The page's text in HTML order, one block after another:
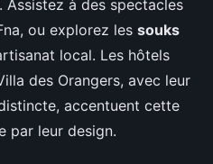
. Assistez à des spectacles
ou explorez les souks
local. Les hôtels
des Orangers, avec leur
accentuent cette
par leur design.